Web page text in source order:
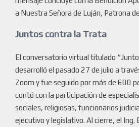
a Nuestra Señora de Luján, Patrona
Juntos contra la Trata
El conversatorio virtual titulado
desarrolló el pasado 27 de julio a
Zoom y fue seguido por más de 600
contó con la participación de
sociales, religiosas, funcionarios
ejecutivo y legislativo. Al cierre, el Ing.